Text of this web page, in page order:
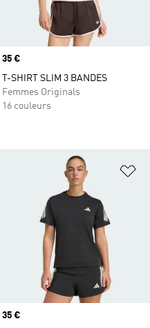
Prix
35 €
T-SHIRT SLIM 3 BANDES
Femmes Originals
16 couleurs
à la Liste de produits
Prix
35 €